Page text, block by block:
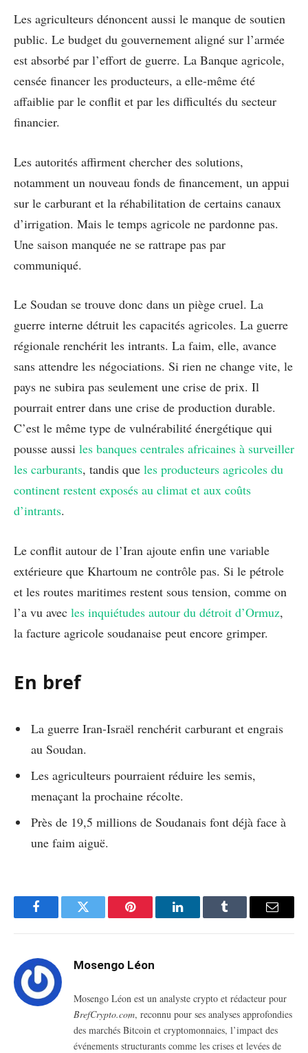
Les agriculteurs dénoncent aussi le manque de soutien
public. Le budget du gouvernement aligné sur l’armée
est absorbé par l’effort de guerre. La Banque agricole,
censée financer les producteurs, a elle-même été
affaiblie par le conflit et par les difficultés du secteur
financier.
Les autorités affirment chercher des solutions,
notamment un nouveau fonds de financement, un appui
sur le carburant et la réhabilitation de certains canaux
d’irrigation. Mais le temps agricole ne pardonne pas.
Une saison manquée ne se rattrape pas par
communiqué.
Le Soudan se trouve donc dans un piège cruel. La
guerre interne détruit les capacités agricoles. La guerre
régionale renchérit les intrants. La faim, elle, avance
sans attendre les négociations. Si rien ne change vite, le
pays ne subira pas seulement une crise de prix. Il
pourrait entrer dans une crise de production durable.
C’est le même type de vulnérabilité énergétique qui
pousse aussi les banques centrales africaines à surveiller
les carburants, tandis que les producteurs agricoles du
continent restent exposés au climat et aux coûts
d’intrants.
Le conflit autour de l’Iran ajoute enfin une variable
extérieure que Khartoum ne contrôle pas. Si le pétrole
et les routes maritimes restent sous tension, comme on
l’a vu avec les inquiétudes autour du détroit d’Ormuz,
la facture agricole soudanaise peut encore grimper.
En bref
La guerre Iran-Israël renchérit carburant et engrais
au Soudan.
Les agriculteurs pourraient réduire les semis,
menaçant la prochaine récolte.
Près de 19,5 millions de Soudanais font déjà face à
une faim aiguë.
FacebookTwitter Pinterest LinkedInTumblr Email
Mosengo Léon
Mosengo Léon est un analyste crypto et rédacteur pour
BrefCrypto.com, reconnu pour ses analyses approfondies
des marchés Bitcoin et cryptomonnaies, l’impact des
événements structurants comme les crises et levées de